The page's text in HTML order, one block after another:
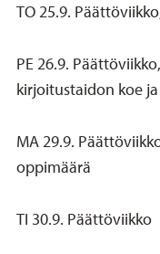
TO 25.9.
PE 26.9.
kirjoitustaidon koe
MA 29.9.
oppimäärä
TI 30.9. Päättöviikko